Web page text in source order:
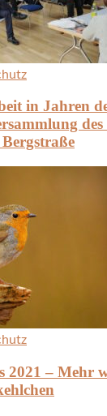
in Jahren
2021 – Mehr